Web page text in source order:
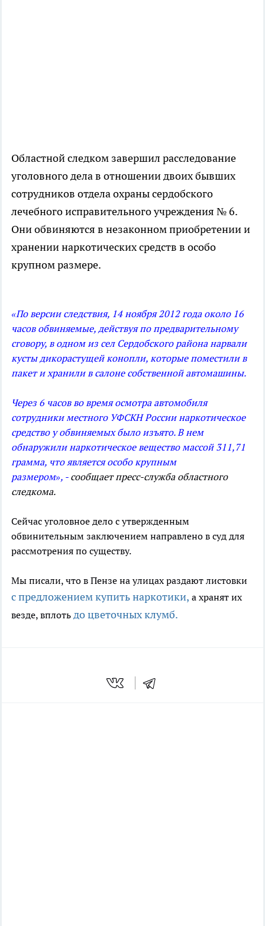
Областной следком завершил расследование
уголовного дела в отношении двоих бывших
сотрудников отдела охраны сердобского
лечебного исправительного учреждения № 6.
Они обвиняются в незаконном приобретении и
хранении наркотических средств в особо
крупном размере.
«По версии следствия, 14 ноября 2012 года около 16
часов обвиняемые, действуя по предварительному
сговору, в одном из сел Сердобского района нарвали
кусты дикорастущей конопли, которые поместили в
пакет и хранили в салоне собственной автомашины.
Через 6 часов во время осмотра автомобиля
сотрудники местного УФСКН России наркотическое
средство у обвиняемых было изъято. В нем
обнаружили наркотическое вещество массой 311,71
грамма, что является особо крупным
размером», -сообщает пресс-служба областного
следкома.
Сейчас уголовное дело с утвержденным
обвинительным заключением направлено в суд для
рассмотрения по существу.
Мы писали, что в Пензе на улицах раздают листовки
с предложением купить наркотики, а хранят их
везде, вплоть до цветочных клумб.